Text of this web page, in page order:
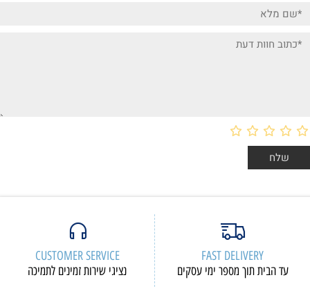
FAST DELIVERY
עד הבית תוך מספר ימי עסקים
CUSTOMER SERVICE
נציגי שירות זמינים לתמיכה